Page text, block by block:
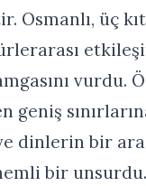
Osmanlı, üç
vurdu.
dinlerin bir
bir unsurdu.